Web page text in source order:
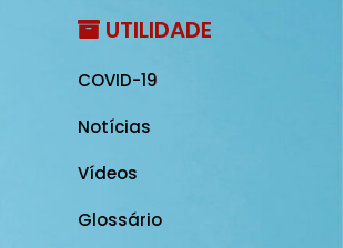
UTILIDADE
COVID-19
Notícias
Vídeos
Glossário